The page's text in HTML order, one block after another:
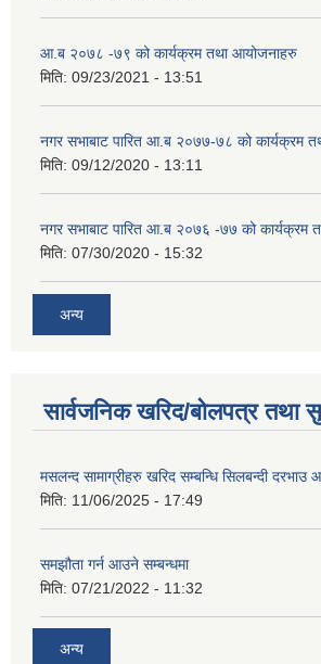
आ.ब २०७८ -७९ को कार्यक्रम तथा आयोजनाहरु
मिति: 09/23/2021 - 13:51
नगर सभाबाट पारित आ.ब २०७७-७८ को कार्यक्रम
मिति: 09/12/2020 - 13:11
नगर सभाबाट पारित आ.ब २०७६ -७७ को कार्यक्रम
मिति: 07/30/2020 - 15:32
अन्य
सार्वजनिक खरिद/बोलपत्र तथा
मसलन्द सामाग्रीहरु खरिद सम्बन्धि सिलबन्दी दरभाउ
मिति: 11/06/2025 - 17:49
समझौता गर्न आउने सम्बन्धमा
मिति: 07/21/2022 - 11:32
अन्य